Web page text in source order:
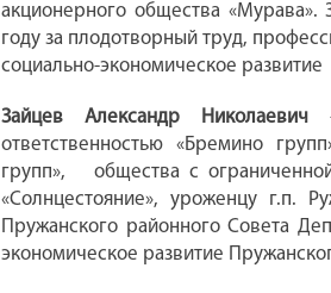
акционерного общества
году за плодотворный труд,
социально-экономическое
Зайцев Александр Николаевич-
ответственностью «Бремино
групп», общества с ограниченной
«Солнцестояние», уроженцу г.п.
Пружанского районного Совета
экономическое развитие